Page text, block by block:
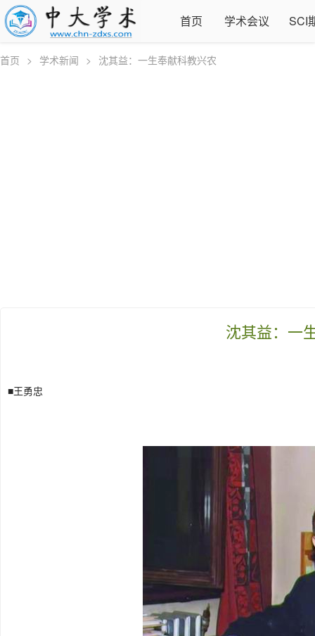
首页 学术会议 SCI
首页 > 学术新闻 > 沈其益：一生奉献科教兴农
沈其益：一
■王勇忠